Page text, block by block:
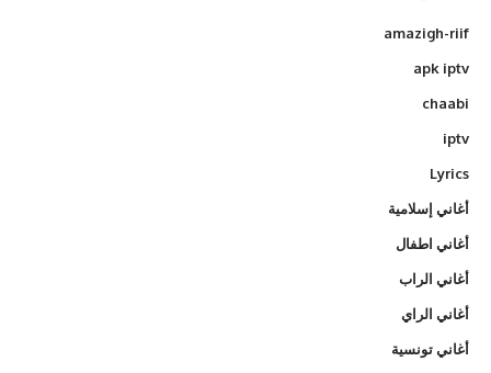
amazigh-riif
apk iptv
chaabi
iptv
Lyrics
أغاني إسلامية
أغاني اطفال
أغاني الراب
أغاني الراي
أغاني تونسية